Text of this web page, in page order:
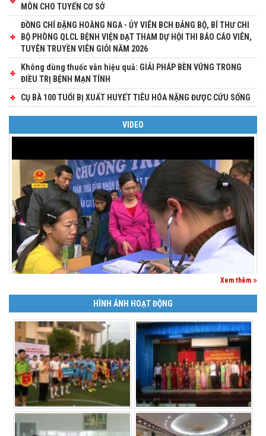
MÔN CHO TUYẾN CƠ SỞ
ĐỒNG CHÍ ĐẶNG HOÀNG NGA - ỦY VIÊN BCH ĐẢNG BỘ, BÍ THƯ CHI
BỘ PHÒNG QLCL BỆNH VIỆN ĐẠT THAM DỰ HỘI THI BÁO CÁO VIÊN,
TUYÊN TRUYỀN VIÊN GIỎI NĂM 2026
Không dùng thuốc vẫn hiệu quả: GIẢI PHÁP BỀN VỮNG TRONG
ĐIỀU TRỊ BỆNH MẠN TÍNH
CỤ BÀ 100 TUỔI BỊ XUẤT HUYẾT TIÊU HÓA NẶNG ĐƯỢC CỨU SỐNG
VIDEO
Xem thêm
HÌNH ẢNH HOẠT ĐỘNG